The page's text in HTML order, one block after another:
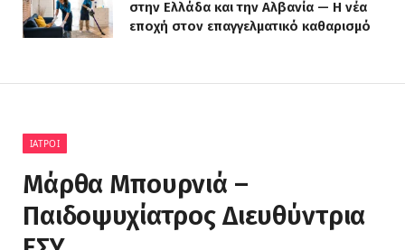
στην Ελλάδα και την Αλβανία — Η νέα
εποχή στον επαγγελματικό καθαρισμό
ΙΑΤΡΟΊ
Μάρθα Μπουρνιά –
Παιδοψυχίατρος Διευθύντρια